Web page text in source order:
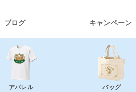
ブログ キャンペーン
アパレル バッグ